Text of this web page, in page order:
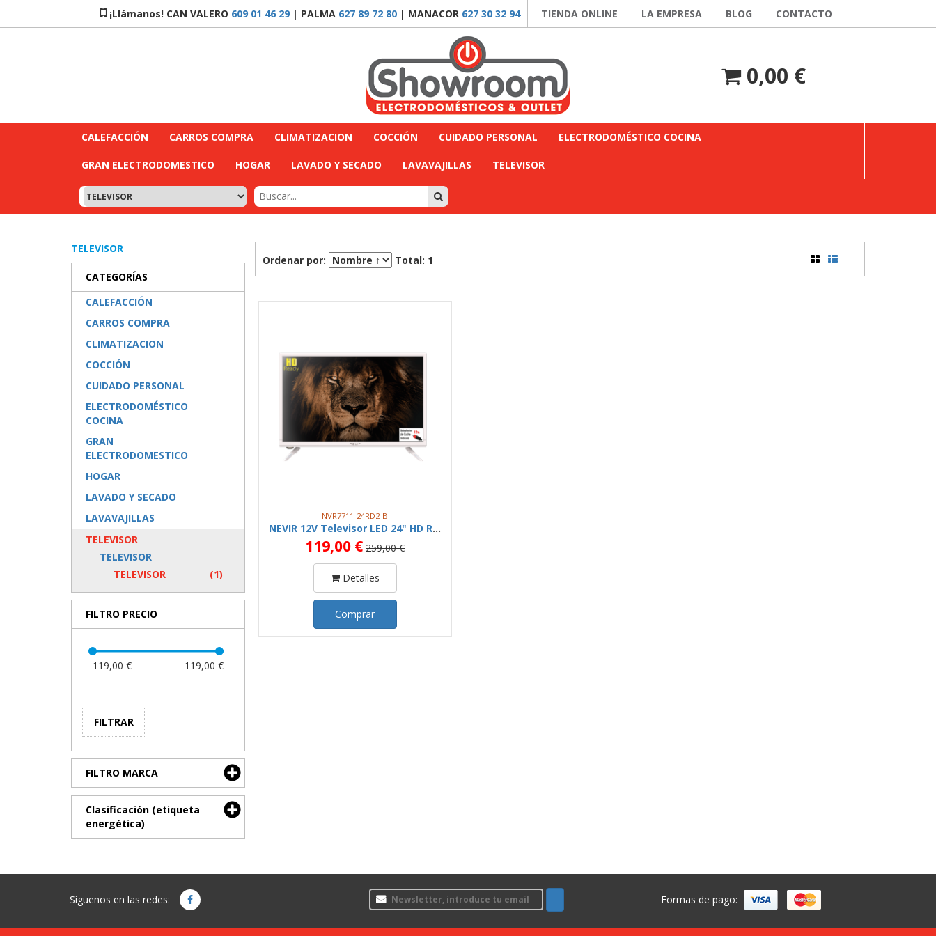
¡Llámanos! CAN VALERO 609 01 46 29 | PALMA 627 89 72 80 | MANACOR 627 30 32 94 TIENDA ONLINE LA EMPRESA BLOG CONTACTO
0,00 €
CALEFACCIÓN CARROS COMPRA CLIMATIZACION COCCIÓN CUIDADO PERSONAL ELECTRODOMÉSTICO COCINA
GRAN ELECTRODOMESTICO HOGAR LAVADO Y SECADO LAVAVAJILLAS TELEVISOR
TELEVISOR
CATEGORÍAS
CALEFACCIÓN
CARROS COMPRA
CLIMATIZACION
COCCIÓN
CUIDADO PERSONAL
ELECTRODOMÉSTICO
COCINA
GRAN
ELECTRODOMESTICO
HOGAR
LAVADO Y SECADO
LAVAVAJILLAS
TELEVISOR
TELEVISOR
TELEVISOR
(1)
FILTRO PRECIO
119,00 € 119,00 €
FILTRAR
FILTRO MARCA
Clasificación (etiqueta
energética)
Ordenar por: Total: 1
NVR7711-24RD2-B
NEVIR 12V Televisor LED 24" HD Ready BLANCO , AUTOCARAVANAS
119,00 € 259,00 €
Detalles
Comprar
Siguenos en las redes: Formas de pago: